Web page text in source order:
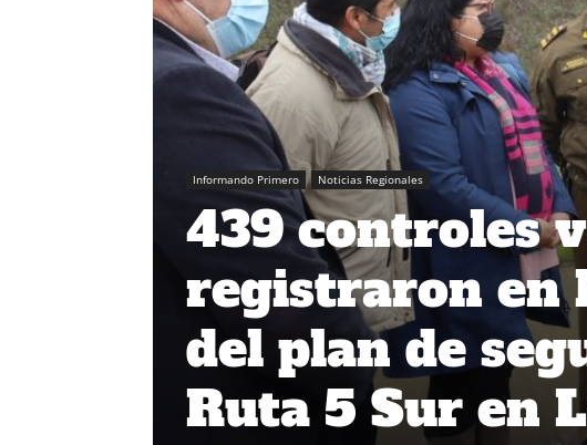
Informando Primero Noticias Regionales
439 controles
registraron en
del plan de
Ruta 5 Sur en